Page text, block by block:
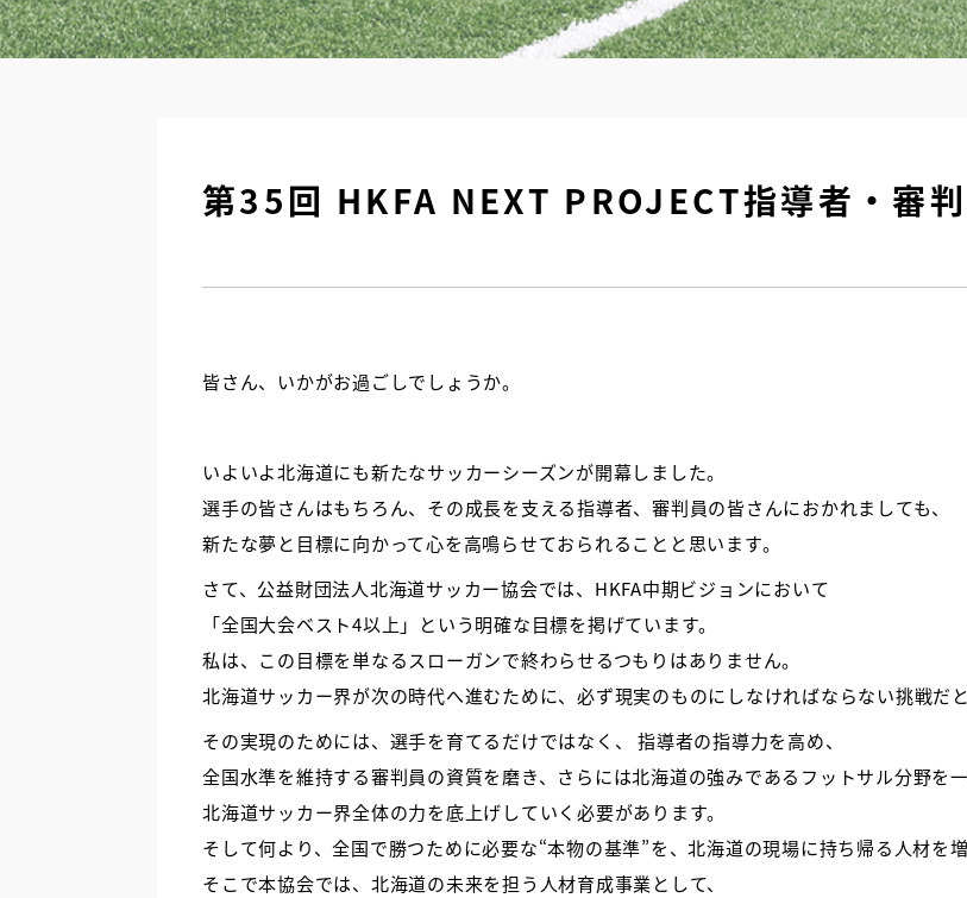
第35回 HKFA NEXT PROJECT指導者・審
皆さん、いかがお過ごしでしょうか。
いよいよ北海道にも新たなサッカーシーズンが開幕しました。
選手の皆さんはもちろん、その成長を支える指導者、審判員の皆さんにおかれましても、
新たな夢と目標に向かって心を高鳴らせておられることと思います。
さて、公益財団法人北海道サッカー協会では、HKFA中期ビジョンにおいて
「全国大会ベスト4以上」という明確な目標を掲げています。
私は、この目標を単なるスローガンで終わらせるつもりはありません。
北海道サッカー界が次の時代へ進むために、必ず現実のものにしなければならない挑戦だと
その実現のためには、選手を育てるだけではなく、 指導者の指導力を高め、
全国水準を維持する審判員の資質を磨き、さらには北海道の強みであるフットサル分野を一
北海道サッカー界全体の力を底上げしていく必要があります。
そして何より、全国で勝つために必要な“本物の基準”を、北海道の現場に持ち帰る人材を
そこで本協会では、北海道の未来を担う人材育成事業として、